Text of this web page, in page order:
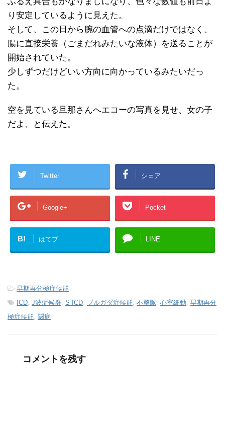
り安定しているように見えた。
そして、この日から腕の血管への点滴だけではなく、
腸に直接栄養（ごまだれみたいな液体）を送ることが
開始されていた。
少しずつだけどいい方向に向かっているみたいだっ
た。
空を見ている旦那さんへエコーの写真を見せ、女の子
だよ、と伝えた。
Twitter シェア
Google+ Pocket
B! はてブ LINE
-早期再分極症候群
-ICD J波症候群 S-ICD ブルガダ症候群 不整脈 心室細動 早期再分
極症候群 闘病
コメントを残す